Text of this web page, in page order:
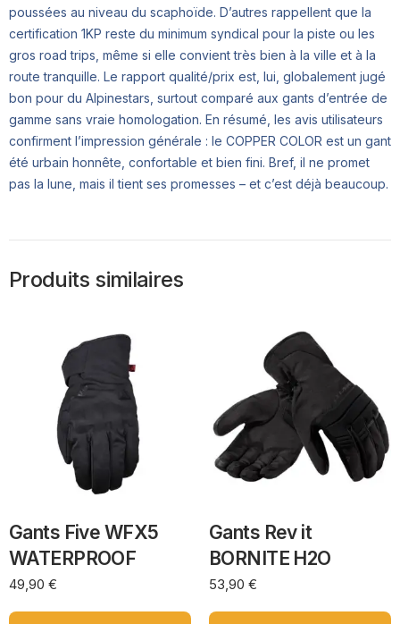
poussées au niveau du scaphoïde. D’autres rappellent que la
certification 1KP reste du minimum syndical pour la piste ou les
gros road trips, même si elle convient très bien à la ville et à la
route tranquille. Le rapport qualité/prix est, lui, globalement jugé
bon pour du Alpinestars, surtout comparé aux gants d’entrée de
gamme sans vraie homologation. En résumé, les avis utilisateurs
confirment l’impression générale : le COPPER COLOR est un gant
été urbain honnête, confortable et bien fini. Bref, il ne promet
pas la lune, mais il tient ses promesses – et c’est déjà beaucoup.
Produits similaires
Gants Five WFX5
WATERPROOF
49,90 €
Gants Rev it
BORNITE H2O
53,90 €